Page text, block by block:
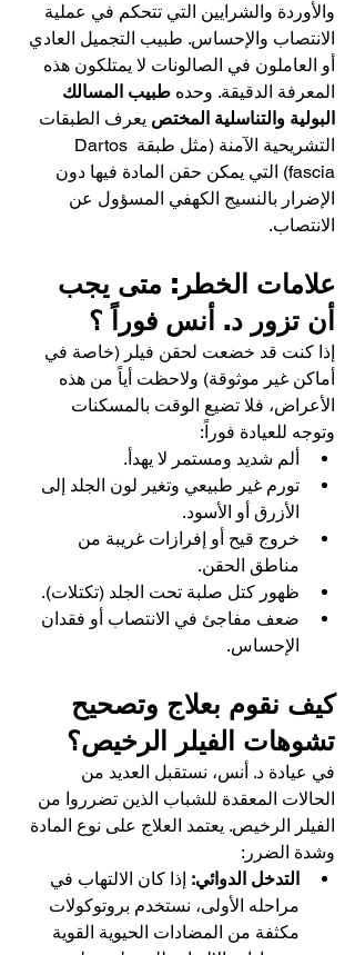
والأوردة والشرايين التي تتحكم في عملية
الانتصاب والإحساس. طبيب التجميل العادي
أو العاملون في الصالونات لا يمتلكون هذه
المعرفة الدقيقة. وحده طبيب المسالك
البولية والتناسلية المختص يعرف الطبقات
التشريحية الآمنة (مثل طبقة Dartos
fascia) التي يمكن حقن المادة فيها دون
الإضرار بالنسيج الكهفي المسؤول عن
الانتصاب.
علامات الخطر: متى يجب
أن تزور د. أنس فوراً ؟
إذا كنت قد خضعت لحقن فيلر (خاصة في
أماكن غير موثوقة) ولاحظت أياً من هذه
الأعراض، فلا تضيع الوقت بالمسكنات
وتوجه للعيادة فوراً:
ألم شديد ومستمر لا يهدأ.
تورم غير طبيعي وتغير لون الجلد إلى
الأزرق أو الأسود.
خروج قيح أو إفرازات غريبة من
مناطق الحقن.
ظهور كتل صلبة تحت الجلد (تكتلات).
ضعف مفاجئ في الانتصاب أو فقدان
الإحساس.
كيف نقوم بعلاج وتصحيح
تشوهات الفيلر الرخيص؟
في عيادة د. أنس، نستقبل العديد من
الحالات المعقدة للشباب الذين تضرروا من
الفيلر الرخيص. يعتمد العلاج على نوع المادة
وشدة الضرر:
التدخل الدوائي: إذا كان الالتهاب في
مراحله الأولى، نستخدم بروتوكولات
مكثفة من المضادات الحيوية القوية